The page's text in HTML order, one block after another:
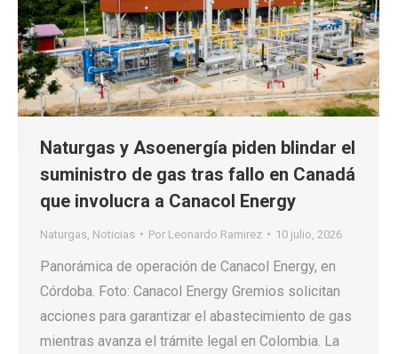
Naturgas y Asoenergía piden blindar el
suministro de gas tras fallo en Canadá
que involucra a Canacol Energy
Naturgas Noticias Por Leonardo Ramirez 10 julio, 2026
Panorámica de operación de Canacol Energy, en
Córdoba. Foto: Canacol Energy Gremios solicitan
acciones para garantizar el abastecimiento de gas
mientras avanza el trámite legal en Colombia. La